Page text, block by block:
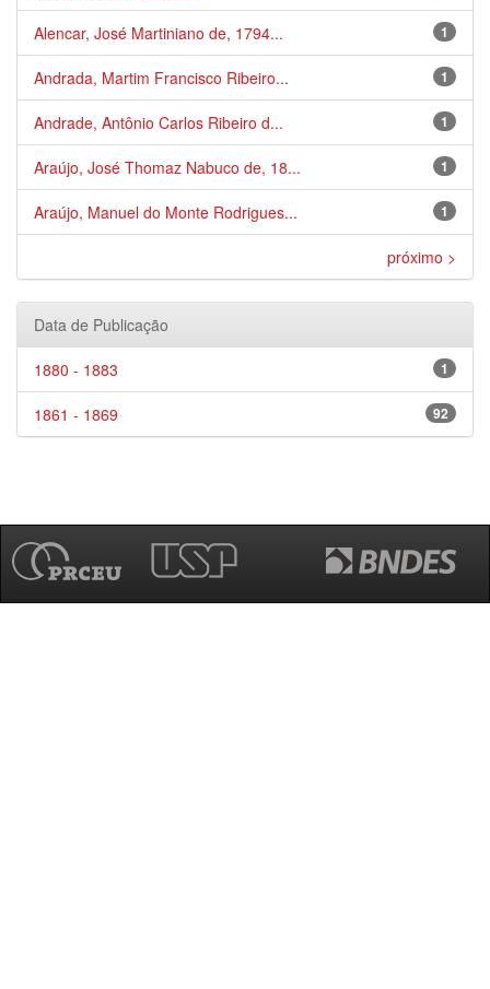
1
Alencar, José Martiniano de, 1794...
1
Andrada, Martim Francisco Ribeiro...
1
Andrade, Antônio Carlos Ribeiro d...
1
Araújo, José Thomaz Nabuco de, 18...
1
Araújo, Manuel do Monte Rodrigues...
próximo >
Data de Publicação
1
1880 - 1883
92
1861 - 1869